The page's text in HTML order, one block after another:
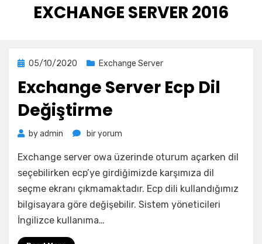
ETIKET
:
EXCHANGE SERVER 2016
Posted
05/10/2020 Exchange Server
Exchange Server Ecp Dil
Değiştirme
byadmin
Exchange
Ecp
Dil
Değiştirme
bir yorum
Exchange server owa üzerinde oturum açarken dil
seçebilirken ecp’ye girdiğimizde karşımıza dil
seçme ekranı çıkmamaktadır. Ecp dili kullandığımız
bilgisayara göre değişebilir. Sistem yöneticileri
İngilizce kullanıma…